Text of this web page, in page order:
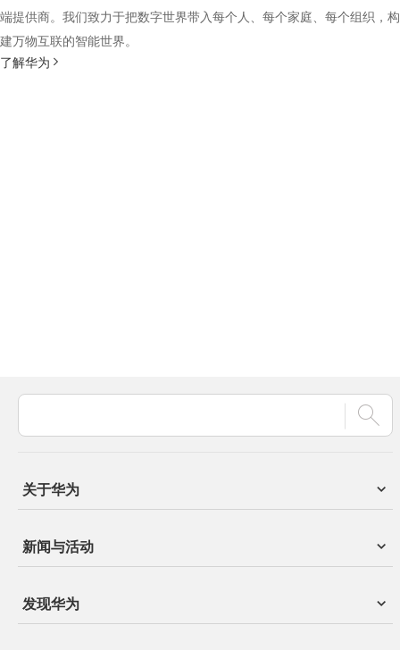
端提供商。我们致力于把数字世界带入每个人、每个家庭、每个组织，构
建万物互联的智能世界。
了解华为
关于华为
新闻与活动
发现华为